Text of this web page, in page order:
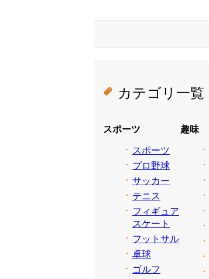
カテゴリ一覧
スポーツ
スポーツ
プロ野球
サッカー
テニス
フィギュア
スケート
フットサル
卓球
ゴルフ
趣味